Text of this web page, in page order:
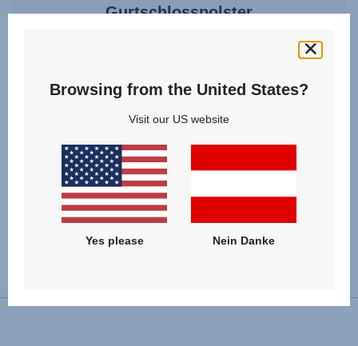
Gurtschlosspolster
ZUM PRODUKT
Browsing from the United States?
Visit our US website
Yes please Nein Danke